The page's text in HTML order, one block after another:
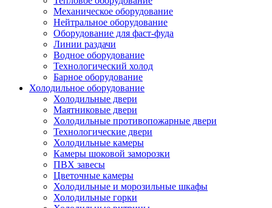
Механическое оборудование
Нейтральное оборудование
Оборудование для фаст-фуда
Линии раздачи
Водное оборудование
Технологический холод
Барное оборудование
Холодильное оборудование
Холодильные двери
Маятниковые двери
Холодильные противопожарные двери
Технологические двери
Холодильные камеры
Камеры шоковой заморозки
ПВХ завесы
Цветочные камеры
Холодильные и морозильные шкафы
Холодильные горки